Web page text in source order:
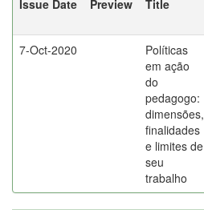
Issue Date Preview Title
7-Oct-2020
Políticas
em ação
do
pedagogo:
dimensões,
finalidades
e limites de
seu
trabalho